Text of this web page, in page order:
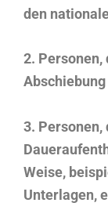
den
2.
3. Personen,
Weise,
Unterlagen,